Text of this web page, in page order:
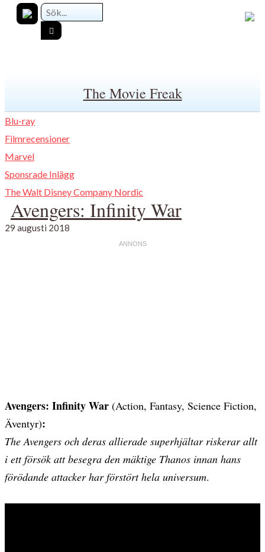
The Movie Freak
Blu-ray
Filmrecensioner
Marvel
Sponsrade Inlägg
The Walt Disney Company Nordic
Avengers: Infinity War
29 augusti 2018
Avengers: Infinity War (Action, Fantasy, Science Fiction,
Äventyr):
The Avengers och deras allierade superhjältar riskerar allt
i ett försök att besegra den mäktige Thanos innan hans
förödande attacker har förstört hela universum.